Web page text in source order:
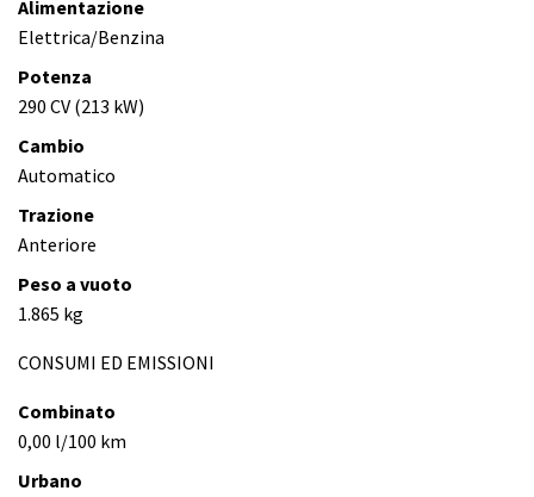
Alimentazione
Elettrica/Benzina
Potenza
290 CV (213 kW)
Cambio
Automatico
Trazione
Anteriore
Peso a vuoto
1.865 kg
CONSUMI ED EMISSIONI
Combinato
0,00 l/100 km
Urbano